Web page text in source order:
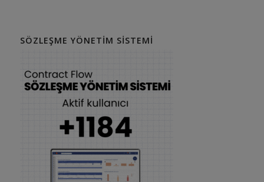
SÖZLEŞME YÖNETIM SISTEMI